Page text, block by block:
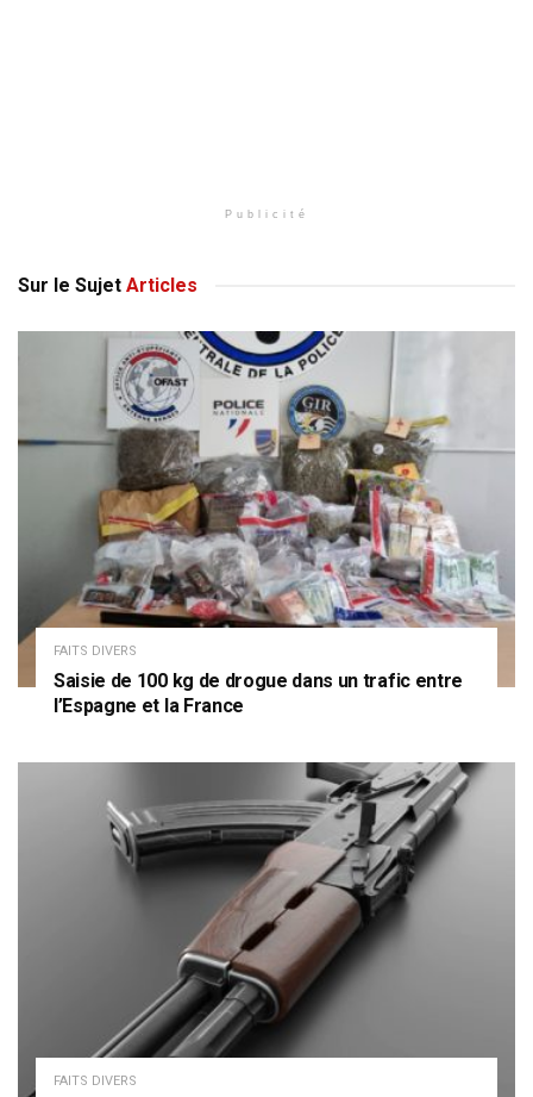
Publicité
Sur le Sujet Articles
FAITS DIVERS
Saisie de 100 kg de drogue dans un trafic entre
l’Espagne et la France
FAITS DIVERS